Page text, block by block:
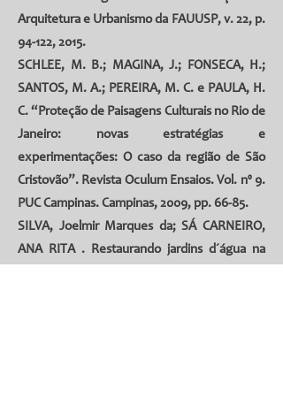
Arquitetura e Urbanismo da FAUUSP, v. 22, p.
94-122, 2015.
SCHLEE, M. B.; MAGINA, J.; FONSECA, H.;
SANTOS, M. A.; PEREIRA, M. C. e PAULA, H.
C. “Proteção de Paisagens Culturais no Rio de
Janeiro: novas estratégias e
experimentações: O caso da região de São
Cristovão”. Revista Oculum Ensaios. Vol. nº 9.
PUC Campinas. Campinas, 2009, pp. 66-85.
SILVA, Joelmir Marques da;SÁ CARNEIRO,
ANA RITA. Restaurando jardins d´água na